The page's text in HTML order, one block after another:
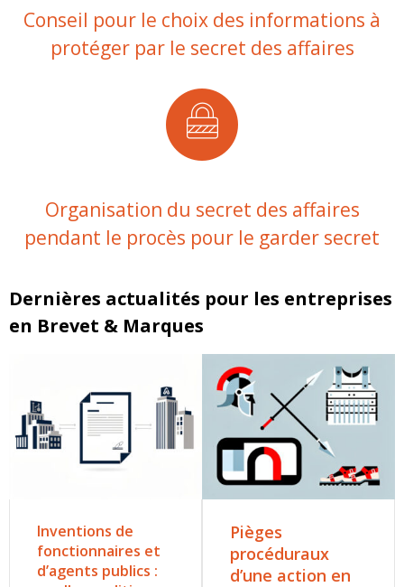
Conseil pour le choix des informations à
protéger par le secret des affaires
Organisation du secret des affaires
pendant le procès pour le garder secret
Dernières actualités pour les entreprises
en Brevet & Marques
Inventions de
fonctionnaires et
d’agents publics :
Pièges
procéduraux
d’une action en